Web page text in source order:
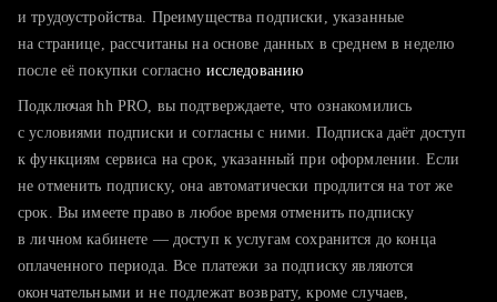
тратите много времени на поиск и вручную поднимаете
хотите сравнить себя с конкурентами и оценить шансы
и трудоустройства. Преимущества подписки, указанные
на странице, рассчитаны на основе данных в среднем в неделю
после её покупки согласно исследованию
Подключая hh PRO, вы подтверждаете, что ознакомились
с условиями подписки и согласны с ними. Подписка даёт доступ
к функциям сервиса на срок, указанный при оформлении. Если
не отменить подписку, она автоматически продлится на тот же
срок. Вы имеете право в любое время отменить подписку
в личном кабинете — доступ к услугам сохранится до конца
оплаченного периода. Все платежи за подписку являются
окончательными и не подлежат возврату, кроме случаев,